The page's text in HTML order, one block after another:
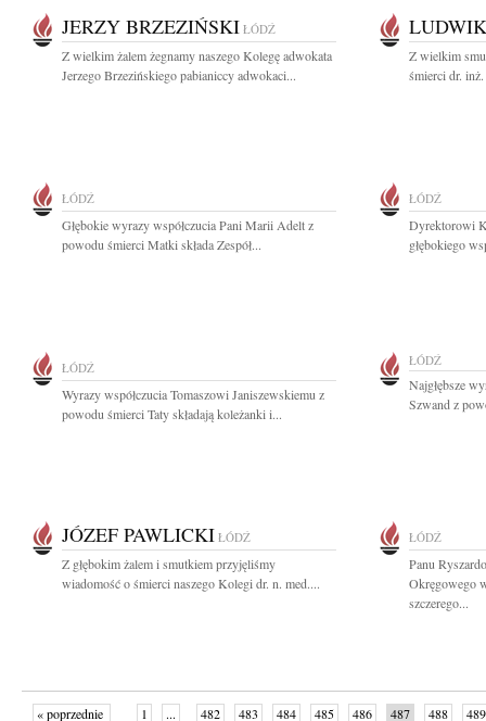
JERZY BRZEZIŃSKI ŁÓDŹ
Z wielkim żalem żegnamy naszego Kolegę adwokata
Jerzego Brzezińskiego pabianiccy adwokaci...
Z wielkim
śmierci dr.
ŁÓDŹ
Głębokie wyrazy współczucia Pani Marii Adelt z
powodu śmierci Matki składa Zespół...
ŁÓDŹ
Dyrektorowi
głębokiego
ŁÓDŹ
Wyrazy współczucia Tomaszowi Janiszewskiemu z
powodu śmierci Taty składają koleżanki i...
ŁÓDŹ
Najgłębsze
Szwand z
JÓZEF PAWLICKI ŁÓDŹ
Z głębokim żalem i smutkiem przyjęliśmy
wiadomość o śmierci naszego Kolegi dr. n. med....
ŁÓDŹ
Panu
Okręgowego
szczerego...
« poprzednie 1 ... 482 483 484 485 486 487 488 489